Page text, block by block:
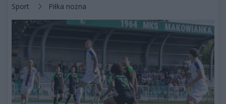
Kategorie artykułu:
Sport Piłka nożna